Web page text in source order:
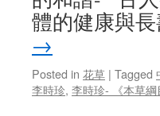
體的健康與
→
Posted in 花草 | Tagged
李時珍, 李時珍- 《本草綱